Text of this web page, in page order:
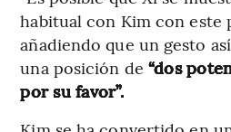
habitual con Kim con este
añadiendo que un gesto
una posición de “dos
por su favor”.